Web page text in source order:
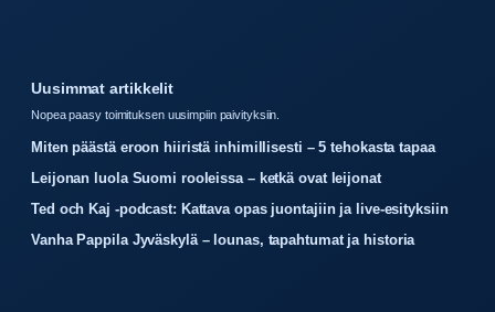
Uusimmat artikkelit
Nopea paasy toimituksen uusimpiin paivityksiin.
Miten päästä eroon hiiristä inhimillisesti – 5 tehokasta tapaa
Leijonan luola Suomi rooleissa – ketkä ovat leijonat
Ted och Kaj -podcast: Kattava opas juontajiin ja live-esityksiin
Vanha Pappila Jyväskylä – lounas, tapahtumat ja historia